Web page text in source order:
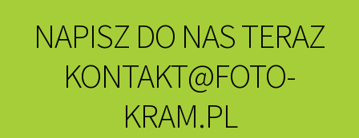
NAPISZ DO NAS TERAZ
KONTAKT@FOTO-
KRAM.PL